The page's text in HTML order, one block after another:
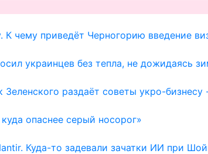
чему приведёт Черногорию введение
украинцев без тепла, не дожидаясь
Зеленского раздаёт советы укро-бизнесу
опаснее серый носорог»
Куда-то задевали зачатки ИИ при